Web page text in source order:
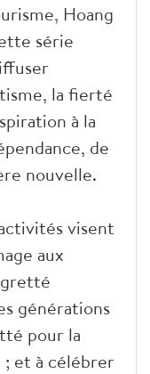
Hoang
série
la fierté
à la
de
nouvelle.
visent
aux
générations
pour la
; et à célébrer